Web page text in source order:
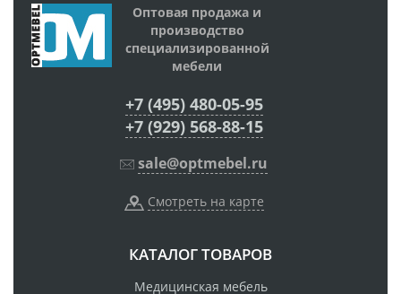
Оптовая продажа и
производство
специализированной
мебели
+7 (495) 480-05-95
+7 (929) 568-88-15
sale@optmebel.ru
Смотреть на карте
КАТАЛОГ ТОВАРОВ
Медицинская мебель